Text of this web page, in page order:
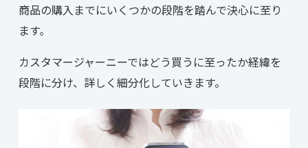
商品の購入までにいくつかの段階を踏んで決心に至り
ます。
カスタマージャーニーではどう買うに至ったか経緯を
段階に分け、詳しく細分化していきます。